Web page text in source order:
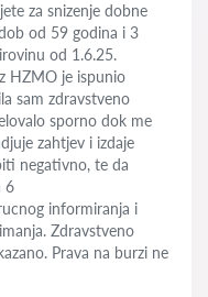
za snizenje dobne
od 59 godina i 3
od 1.6.25.
HZMO je ispunio
sam zdravstveno
sporno dok me
zahtjev i izdaje
negativno, te da
6
informiranja i
Zdravstveno
Prava na burzi ne